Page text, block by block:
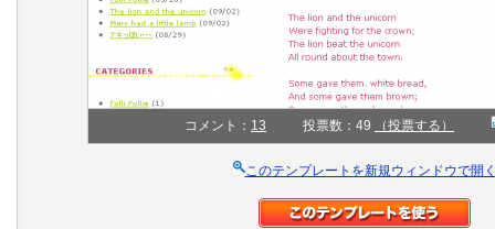
コメント： 13 投票数：49 （投票する）
このテンプレートを新規ウィンドウで開